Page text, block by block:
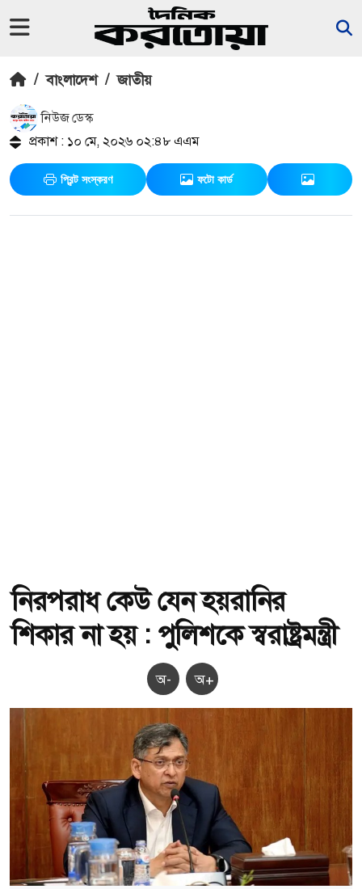
/ বাংলাদেশ / জাতীয়
নিউজ ডেস্ক
প্রকাশ : ১০ মে, ২০২৬ ০২:৪৮ এএম
প্রিন্ট সংস্করণ ফটো কার্ড
নিরপরাধ কেউ যেন হয়রানির
শিকার না হয় : পুলিশকে স্বরাষ্ট্রমন্ত্রী
অ- অ+